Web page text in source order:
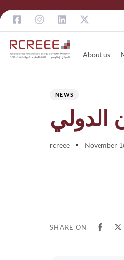
About us
NEWS
الدولي
rcreee November
SHARE ON